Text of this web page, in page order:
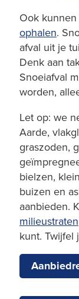
Ook
ophalen.
afval uit je
Denk aan
Snoeiafval
worden,
Let op: we
Aarde,
graszoden,
bielzen,
buizen en
aanbieden.
milieustraten
kunt. Twijfel